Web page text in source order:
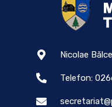
Nicolae
Telefon: